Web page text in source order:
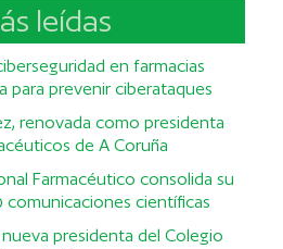
leídas
en farmacias
para prevenir ciberataques
renovada como presidenta
de A Coruña
Farmacéutico consolida su
científicas
presidenta del Colegio